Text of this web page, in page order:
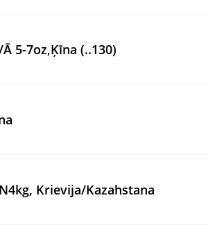
5-7oz,Ķīna (..130)
Krievija/Kazahstana